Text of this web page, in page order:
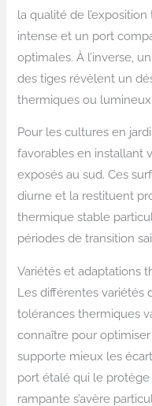
la qualité de
intense et un port
optimales. À l’inverse,
des tiges révèlent un
thermiques ou lumineux.
Pour les cultures en
favorables en installant
exposés au sud. Ces
diurne et la restituent
thermique stable
périodes de transition
Variétés et adaptations
Les différentes variétés
tolérances thermiques
connaître pour
supporte mieux les
port étalé qui le
rampante s’avère